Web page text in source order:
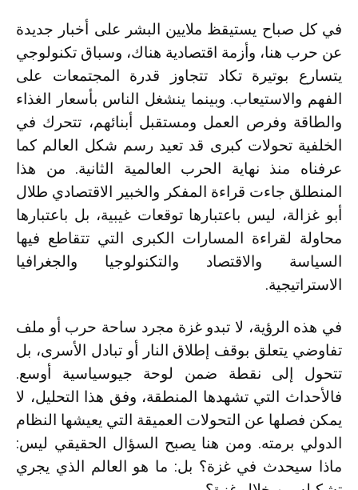
في كل صباح يستيقظ ملايين البشر على أخبار جديدة
عن حرب هنا، وأزمة اقتصادية هناك، وسباق تكنولوجي
يتسارع بوتيرة تكاد تتجاوز قدرة المجتمعات على
الفهم والاستيعاب. وبينما ينشغل الناس بأسعار الغذاء
والطاقة وفرص العمل ومستقبل أبنائهم، تتحرك في
الخلفية تحولات كبرى قد تعيد رسم شكل العالم كما
عرفناه منذ نهاية الحرب العالمية الثانية. من هذا
المنطلق جاءت قراءة المفكر والخبير الاقتصادي طلال
أبو غزالة، ليس باعتبارها توقعات غيبية، بل باعتبارها
محاولة لقراءة المسارات الكبرى التي تتقاطع فيها
السياسة والاقتصاد والتكنولوجيا والجغرافيا
الاستراتيجية.
في هذه الرؤية، لا تبدو غزة مجرد ساحة حرب أو ملف
تفاوضي يتعلق بوقف إطلاق النار أو تبادل الأسرى، بل
تتحول إلى نقطة ضمن لوحة جيوسياسية أوسع.
فالأحداث التي تشهدها المنطقة، وفق هذا التحليل، لا
يمكن فصلها عن التحولات العميقة التي يعيشها النظام
الدولي برمته. ومن هنا يصبح السؤال الحقيقي ليس:
ماذا سيحدث في غزة؟ بل: ما هو العالم الذي يجري